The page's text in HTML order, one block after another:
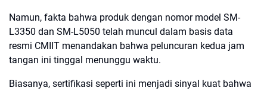
Namun, fakta bahwa produk dengan nomor model SM-
L3350 dan SM-L5050 telah muncul dalam basis data
resmi CMIIT menandakan bahwa peluncuran kedua jam
tangan ini tinggal menunggu waktu.
Biasanya, sertifikasi seperti ini menjadi sinyal kuat bahwa